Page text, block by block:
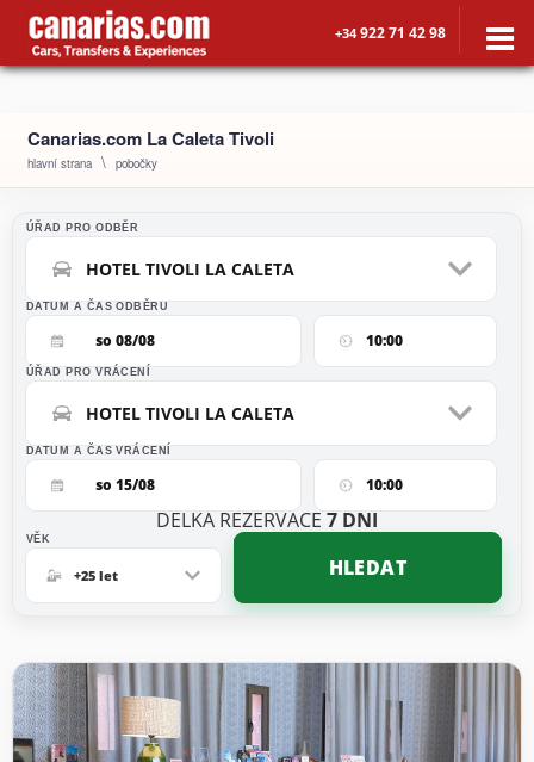
+34922 71 42 98
Canarias.com La Caleta Tivoli
hlavní strana pobočky
ÚŘAD PRO ODBĚR
HOTEL TIVOLI LA CALETA
DATUM A ČAS ODBĚRU
so 08/08 10:00
DÉLKA REZERVACE 7 DNÍ
ÚŘAD PRO VRÁCENÍ
HOTEL TIVOLI LA CALETA
DATUM A ČAS VRÁCENÍ
so 15/08 10:00
VĚK
+25 let HLEDAT